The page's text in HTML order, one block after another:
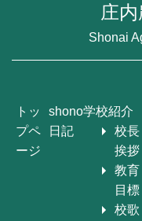
庄
Shonai
トッ
プペ
ージ
shono
日記
学校紹介
校長
挨拶
教育
目標
校歌